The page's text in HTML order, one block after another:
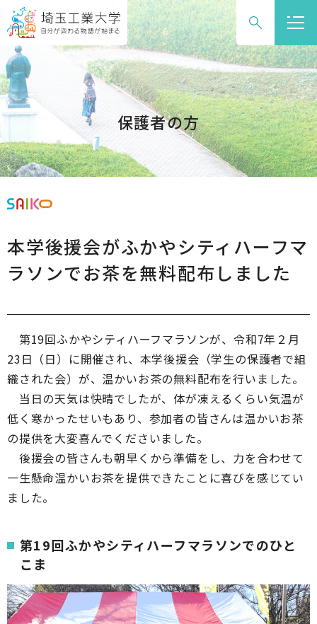
ロ
バ
ル
ナ
ゲ
ー
ョ
へ
文
ー
ル
ナ
ビ
ー
シ
ン
ッ
ー
へ
保護者の方
本学後援会がふかやシティハーフマ
ラソンでお茶を無料配布しました
第19回ふかやシティハーフマラソンが、令和7年２月
23日（日）に開催され、本学後援会（学生の保護者で組
織された会）が、温かいお茶の無料配布を行いました。
当日の天気は快晴でしたが、体が凍えるくらい気温が
低く寒かったせいもあり、参加者の皆さんは温かいお茶
の提供を大変喜んでくださいました。
後援会の皆さんも朝早くから準備をし、力を合わせて
一生懸命温かいお茶を提供できたことに喜びを感じてい
ました。
第19回ふかやシティハーフマラソンでのひと
こま